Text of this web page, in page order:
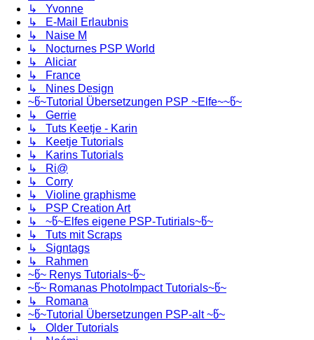
↳ Yvonne
↳ E-Mail Erlaubnis
↳ Naise M
↳ Nocturnes PSP World
↳ Aliciar
↳ France
↳ Nines Design
~წ~Tutorial Übersetzungen PSP ~Elfe~~წ~
↳ Gerrie
↳ Tuts Keetje - Karin
↳ Keetje Tutorials
↳ Karins Tutorials
↳ Ri@
↳ Corry
↳ Violine graphisme
↳ PSP Creation Art
↳ ~წ~Elfes eigene PSP-Tutirials~წ~
↳ Tuts mit Scraps
↳ Signtags
↳ Rahmen
~წ~ Renys Tutorials~წ~
~წ~ Romanas PhotoImpact Tutorials~წ~
↳ Romana
~წ~Tutorial Übersetzungen PSP-alt ~წ~
↳ Older Tutorials